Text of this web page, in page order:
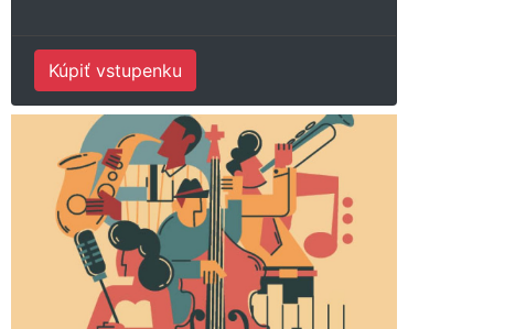
Kúpiť vstupenku